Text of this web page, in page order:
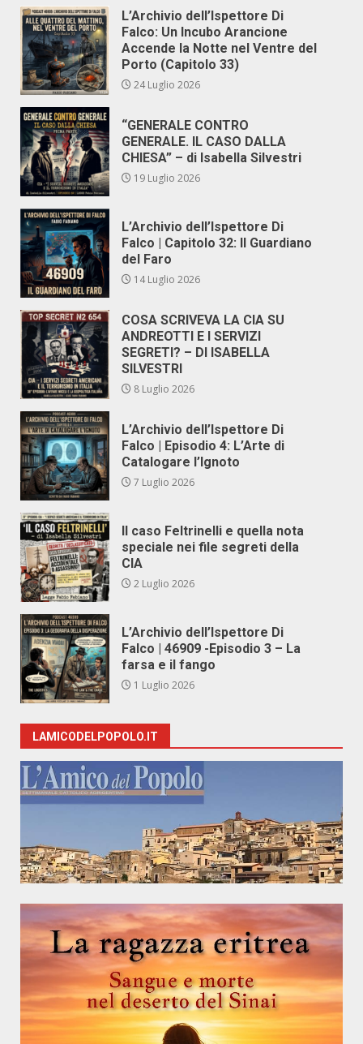
L’Archivio dell’Ispettore Di
Falco: Un Incubo Arancione
Accende la Notte nel Ventre del
Porto (Capitolo 33)
24 Luglio 2026
“GENERALE CONTRO
GENERALE. IL CASO DALLA
CHIESA” – di Isabella Silvestri
19 Luglio 2026
L’Archivio dell’Ispettore Di
Falco | Capitolo 32: Il Guardiano
del Faro
14 Luglio 2026
COSA SCRIVEVA LA CIA SU
ANDREOTTI E I SERVIZI
SEGRETI? – DI ISABELLA
SILVESTRI
8 Luglio 2026
L’Archivio dell’Ispettore Di
Falco | Episodio 4: L’Arte di
Catalogare l’Ignoto
7 Luglio 2026
Il caso Feltrinelli e quella nota
speciale nei file segreti della
CIA
2 Luglio 2026
L’Archivio dell’Ispettore Di
Falco | 46909 -Episodio 3 – La
farsa e il fango
1 Luglio 2026
LAMICODELPOPOLO.IT